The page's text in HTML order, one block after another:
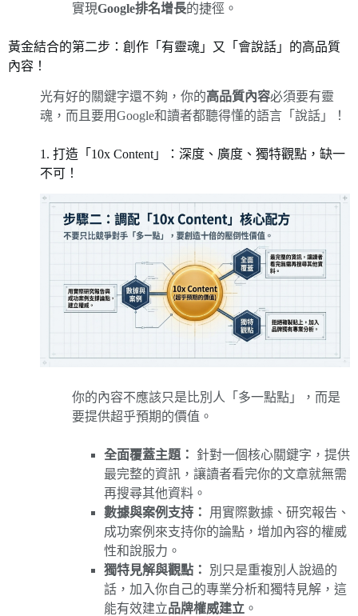
實現Google排名增長的捷徑。
黃金結合的第二步：創作「有靈魂」又「會說話」的高品質
內容！
光有好的關鍵字還不夠，你的高品質內容必須要有靈
魂，而且要用Google和讀者都聽得懂的語言「說話」！
1. 打造「10x Content」：深度、廣度、獨特觀點，缺一
不可！
你的內容不應該只是比別人「多一點點」，而是
要提供超乎預期的價值。
全面覆蓋主題：
針對一個核心關鍵字，提供
最完整的資訊，讓讀者看完你的文章就無需
再搜尋其他資料。
數據與案例支持：
用實際數據、研究報告、
成功案例來支持你的論點，增加內容的權威
性和說服力。
獨特見解與觀點：
別只是重複別人說過的
話，加入你自己的專業分析和獨特見解，這
能有效建立品牌權威建立 。